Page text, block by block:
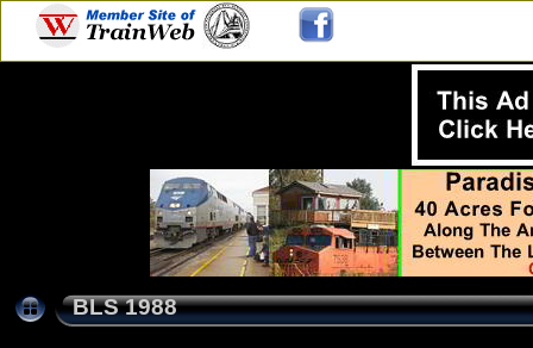
BLS 1988